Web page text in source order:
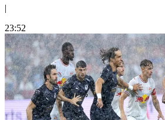
|
23:52